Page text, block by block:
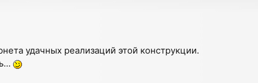
удачных реализаций этой конструкции.